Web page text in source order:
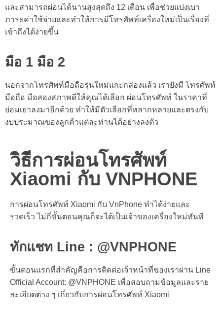
และสามารถผ่อนได้นานสูงสุดถึง 12 เดือน เพื่อช่วยแบ่งเบา
ภาระค่าใช้จ่ายและทำให้การมีโทรศัพท์เครื่องใหม่เป็นเรื่องที่
เข้าถึงได้ง่ายขึ้น
มือ 1 มือ 2
นอกจากโทรศัพท์มือถือรุ่นใหม่แกะกล่องแล้ว เรายังมี โทรศัพท์
มือถือ มือสองสภาพดีให้คุณได้เลือก ผ่อนโทรศัพท์ ในราคาที่
ย่อมเยาลงมาอีกด้วย ทำให้มีตัวเลือกที่หลากหลายและตรงกับ
งบประมาณของลูกค้าแต่ละท่านได้อย่างลงตัว
วิธีการผ่อนโทรศัพท์
Xiaomi กับ VNPHONE
การผ่อนโทรศัพท์ Xiaomi กับ VnPhone ทำได้ง่ายและ
รวดเร็ว ไม่กี่ขั้นตอนคุณก็จะได้เป็นเจ้าของเครื่องใหม่ทันที
ทักแชท Line : @VNPHONE
ขั้นตอนแรกที่สำคัญคือการติดต่อเจ้าหน้าที่ของเราผ่าน Line
Official Account: @VNPHONE เพื่อสอบถามข้อมูลและราย
ละเอียดต่าง ๆ เกี่ยวกับการผ่อนโทรศัพท์ Xiaomi